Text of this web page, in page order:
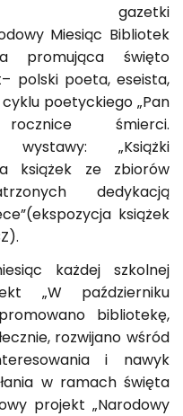
gazetki
Miesiąc Bibliotek
promująca święto
polski poeta, eseista,
poetyckiego „Pan
śmierci.
wystawy: „Książki
książek ze zbiorów
dedykacją
książek
każdej szkolnej
„W październiku
bibliotekę,
rozwijano wśród
i nawyk
w ramach święta
projekt „Narodowy